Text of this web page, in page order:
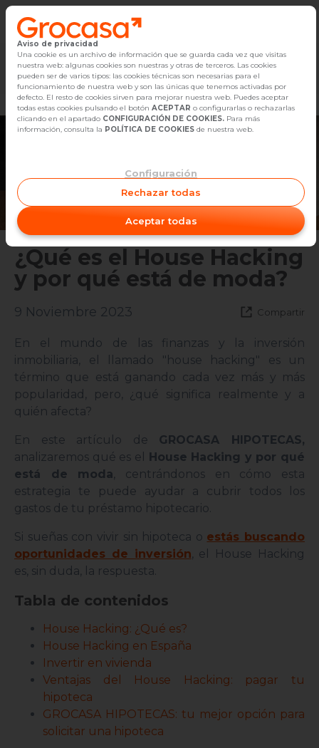
Vender
Buscar Inmuebles
Alquiler
Empleo
Oficinas
Contacto
Marketplace Empleo Diseño Reforma
¿Qué es el House Hacking
y por qué está de moda?
9 Noviembre 2023 Compartir
En el mundo de las finanzas y la inversión
inmobiliaria, el llamado "house hacking" es un
término que está ganando cada vez más y más
popularidad, pero, ¿qué significa realmente y a
quién afecta?
En este artículo de GROCASA HIPOTECAS,
analizaremos qué es el
House Hacking y por qué
está de moda, centrándonos en cómo esta
estrategia te puede ayudar a cubrir todos los
gastos de tu préstamo hipotecario.
Si sueñas con vivir sin hipoteca o estás buscando
oportunidades de inversión, el House Hacking
es, sin duda, la respuesta.
Tabla de contenidos
House Hacking: ¿Qué es?
House Hacking en España
Invertir en vivienda
Ventajas del House Hacking: pagar tu
hipoteca
GROCASA HIPOTECAS: tu mejor opción para
solicitar una hipoteca
Aviso de privacidad
Una cookie es un archivo de información que se guarda cada vez que visitas
nuestra web: algunas cookies son nuestras y otras de terceros. Las cookies
pueden ser de varios tipos: las cookies técnicas son necesarias para el
funcionamiento de nuestra web y son las únicas que tenemos activadas por
defecto. El resto de cookies sirven para mejorar nuestra web. Puedes aceptar
todas estas cookies pulsando el botón ACEPTAR o configurarlas o rechazarlas
clicando en el apartado CONFIGURACIÓN DE COOKIES. Para más
información, consulta la POLÍTICA DE COOKIES de nuestra web.
Configuración
Rechazar todas
Aceptar todas